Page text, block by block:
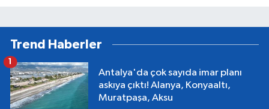
Trend Haberler
Antalya'da çok sayıda imar planı
askıya çıktı! Alanya, Konyaaltı,
Muratpaşa, Aksu
1